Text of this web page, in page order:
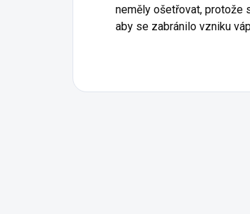
neměly ošetřovat, protože
aby se zabránilo vzniku